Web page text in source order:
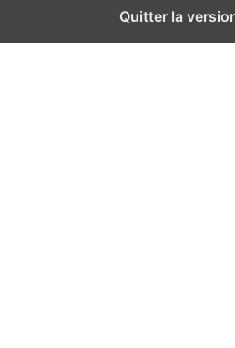
Quitter la